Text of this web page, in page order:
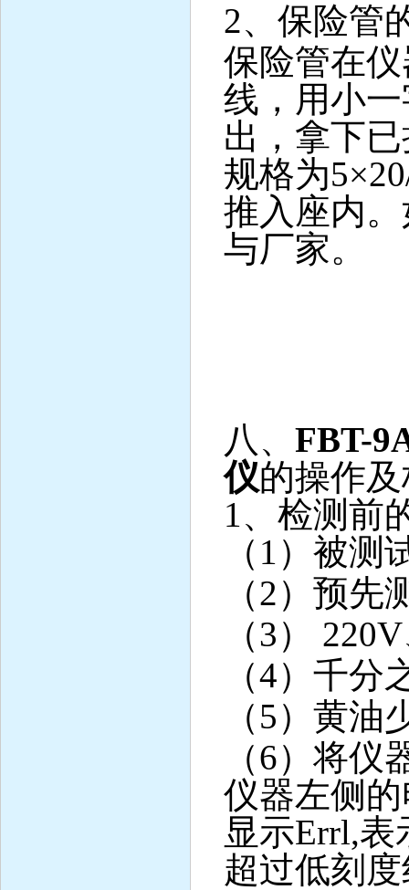
2、保险管
保险管在
线，用小
出，拿下
规格为
推入座内
与厂家。
八、 FBT-
仪的操作
1、检测前
（ 1 ）被测
（2）预先
（3） 220V
（4）千分
（5）黄油
（6）将仪
仪器左侧
显示Errl,表
超过低刻